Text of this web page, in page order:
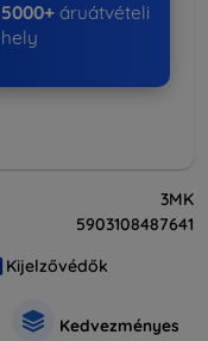
5000+ áruátvételi
hely
3MK
5903108487641
Kijelzővédők
Kedvezményes